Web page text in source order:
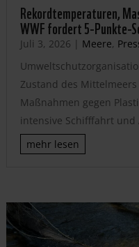
Rekordtemperaturen,
WWF fordert 5-Punkte-
Juli 3, 2026 | Meere,
Zustand des
Maßnahmen gegen
intensive Schifffahrt
mehr lesen